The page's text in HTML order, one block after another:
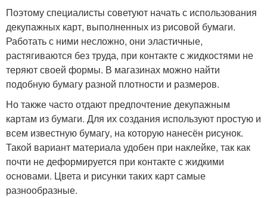
Поэтому специалисты советуют начать с использования
декупажных карт, выполненных из рисовой бумаги.
Работать с ними несложно, они эластичные,
растягиваются без труда, при контакте с жидкостями не
теряют своей формы. В магазинах можно найти
подобную бумагу разной плотности и размеров.
Но также часто отдают предпочтение декупажным
картам из бумаги. Для их создания используют простую и
всем известную бумагу, на которую нанесён рисунок.
Такой вариант материала удобен при наклейке, так как
почти не деформируется при контакте с жидкими
основами. Цвета и рисунки таких карт самые
разнообразные.